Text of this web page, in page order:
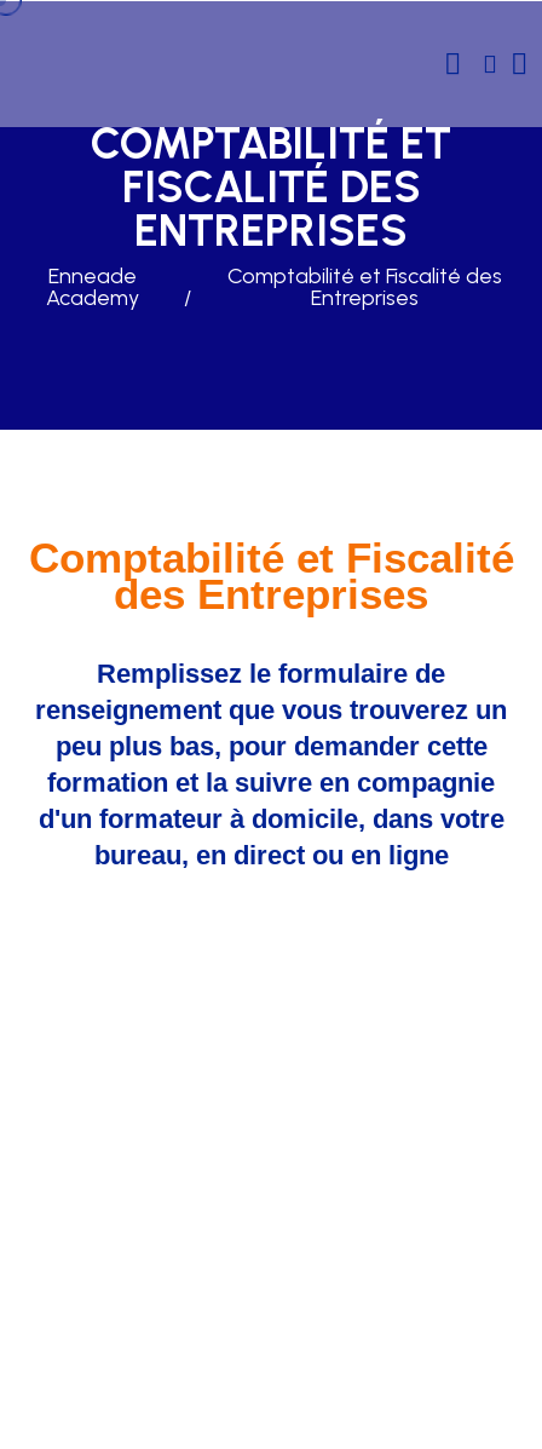
COMPTABILITÉ ET
FISCALITÉ DES
ENTREPRISES
Enneade
Academy
Comptabilité et Fiscalité des
Entreprises
Comptabilité et Fiscalité
des Entreprises
Remplissez le formulaire de
renseignement que vous trouverez un
peu plus bas, pour demander cette
formation et la suivre en compagnie
d'un formateur à domicile, dans votre
bureau, en direct ou en ligne